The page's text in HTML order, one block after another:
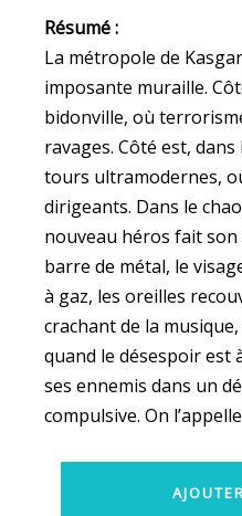
Résumé :
La métropole de
imposante muraille.
bidonville, où
ravages. Côté est,
tours ultramodernes,
dirigeants. Dans le
nouveau héros fait son
barre de métal, le
à gaz, les oreilles
crachant de la
quand le désespoir est
ses ennemis dans un
compulsive. On